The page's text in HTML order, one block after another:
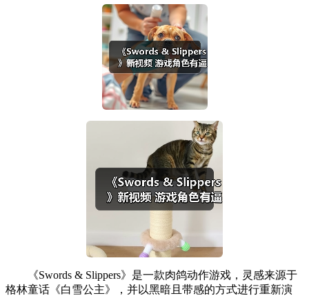
《Swords & Slippers》是一款肉鸽动作游戏，灵感来源于
格林童话《白雪公主》，并以黑暗且带感的方式进行重新演